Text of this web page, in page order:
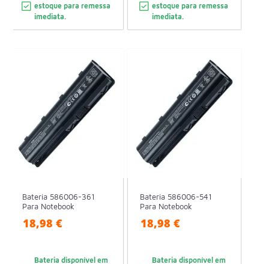
estoque para remessa
imediata.
estoque para remessa
imediata.
Bateria 586006-361
Para Notebook
18,98 €
Bateria disponível em
Bateria 586006-541
Para Notebook
18,98 €
Bateria disponível em